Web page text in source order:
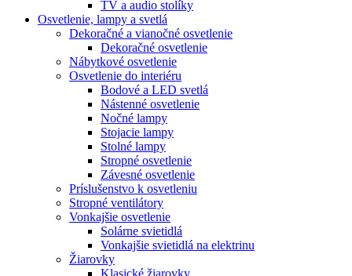
TV a audio stolíky
Osvetlenie, lampy a svetlá
Dekoračné a vianočné osvetlenie
Dekoračné osvetlenie
Nábytkové osvetlenie
Osvetlenie do interiéru
Bodové a LED svetlá
Nástenné osvetlenie
Nočné lampy
Stojacie lampy
Stolné lampy
Stropné osvetlenie
Závesné osvetlenie
Príslušenstvo k osvetleniu
Stropné ventilátory
Vonkajšie osvetlenie
Solárne svietidlá
Vonkajšie svietidlá na elektrinu
Žiarovky
Klasické žiarovky